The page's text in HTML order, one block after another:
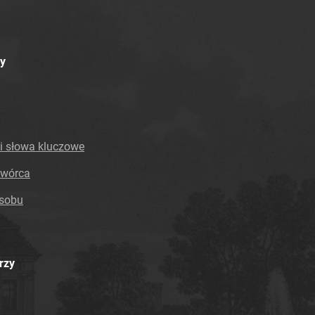
Tarnowskie Azoty : Organ Samorządu
Dzierżyńskiego. 1976
Tarnowskie Azoty : Organ Samorządu
Dzierżyńskiego. 1977
Dzierżyńskiego. 1978
słowa kluczowe